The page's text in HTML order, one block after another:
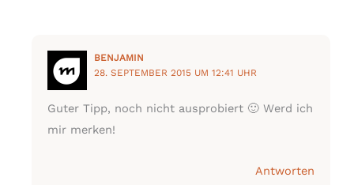
BENJAMIN
28. SEPTEMBER 2015 UM 12:41 UHR
Guter Tipp, noch nicht ausprobiert 🙂 Werd ich
mir merken!
Antworten